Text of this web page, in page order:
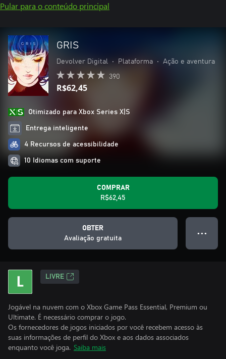
Pular para o conteúdo principal
GRIS
Devolver Digital • Plataforma • Ação e aventura
390
R$62,45
Otimizado para Xbox Series X|S
Entrega inteligente
4 Recursos de acessibilidade
10 Idiomas com suporte
COMPRAR
R$62,45
OBTER
Avaliação gratuita
● ● ●
LIVRE
Jogável na nuvem com o Xbox Game Pass Essential, Premium ou
Ultimate. É necessário comprar o jogo.
Os fornecedores de jogos iniciados por você recebem acesso às
suas informações de perfil do Xbox e aos dados associados
enquanto você joga. Saiba mais